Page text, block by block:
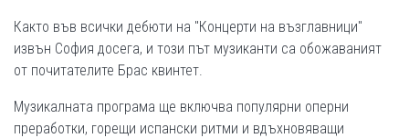
Както във всички дебюти на "Концерти на възглавници"
извън София досега, и този път музиканти са обожаваният
от почитателите Брас квинтет.
Музикалната програма ще включва популярни оперни
преработки, горещи испански ритми и вдъхновяващи